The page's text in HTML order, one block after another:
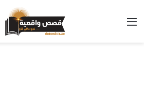
القائمة